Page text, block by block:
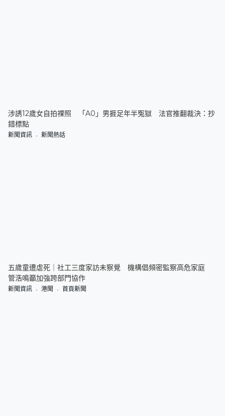
涉誘12歲女自拍祼照 「A0」男捱足年半冤獄 法官推翻裁決：抄
錯標點
新聞資訊 新聞熱話
五歲童遭虐死｜社工三度家訪未察覺 機構倡頻密監察高危家庭
管浩鳴籲加強跨部門協作
新聞資訊 港聞 首頁新聞